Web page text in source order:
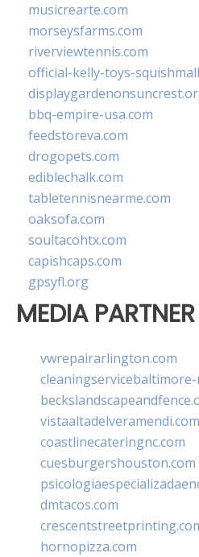
musicrearte.com
morseysfarms.com
riverviewtennis.com
official-kelly-toys-
bbq-empire-usa.com
feedstoreva.com
drogopets.com
ediblechalk.com
tabletennisnearme.com
oaksofa.com
soultacohtx.com
capishcaps.com
gpsyfl.org
MEDIA
vwrepairarlington.com
cleaningservicebaltimore-
vistaaltadelveramendi.com
coastlinecateringnc.com
cuesburgershouston.com
dmtacos.com
hornopizza.com